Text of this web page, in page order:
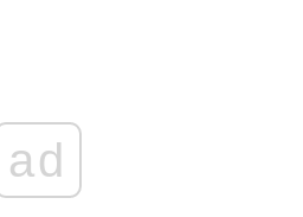
ad